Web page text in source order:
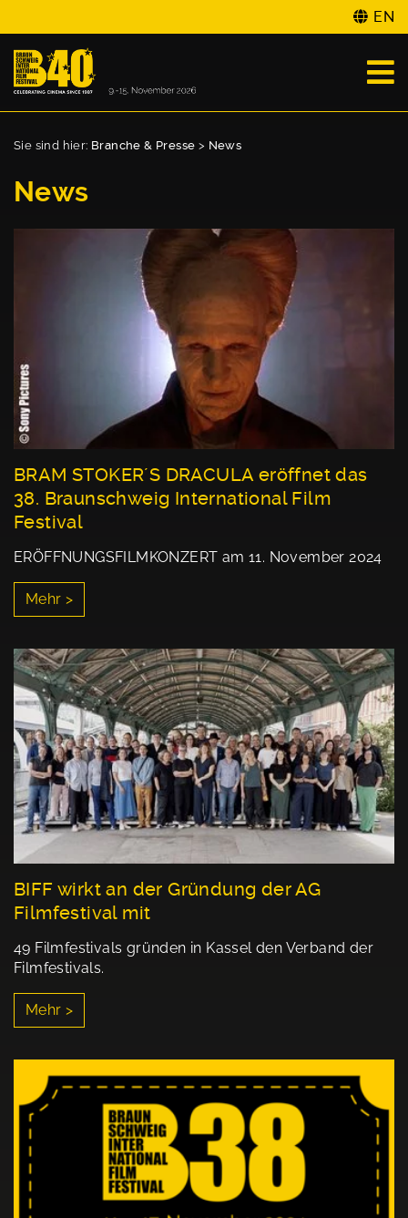
EN
Sie sind hier: Branche & Presse > News
News
BRAM STOKER´S DRACULA eröffnet das
38. Braunschweig International Film
Festival
ERÖFFNUNGSFILMKONZERT am 11. November 2024
Mehr >
BIFF wirkt an der Gründung der AG
Filmfestival mit
49 Filmfestivals gründen in Kassel den Verband der
Filmfestivals.
Mehr >